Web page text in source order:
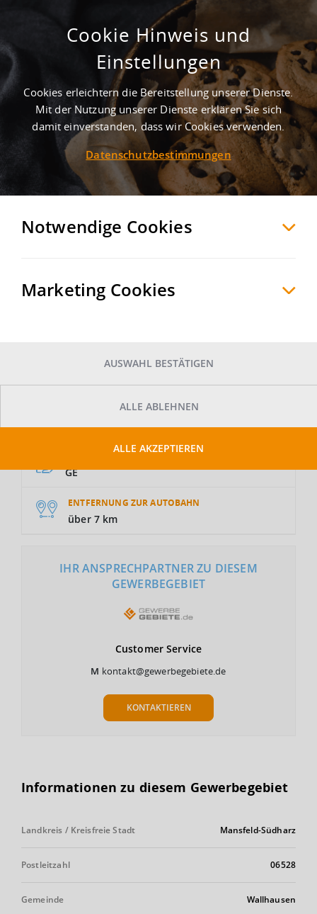
Gewerbegebiet Wallhausen
Mansfeld-Südharz, Deutschland
MERKEN VERGLEICHEN EXPORT PDF
GRUNDSTÜCKSFLÄCHE
Auf Anfrage
NUTZUNGSART
GE
ENTFERNUNG ZUR AUTOBAHN
über 7 km
IHR ANSPRECHPARTNER ZU DIESEM
GEWERBEGEBIET
Customer Service
M kontakt@gewerbegebiete.de
KONTAKTIEREN
Informationen zu diesem Gewerbegebiet
Landkreis / Kreisfreie Stadt Mansfeld-Südharz
Postleitzahl 06528
Gemeinde Wallhausen
Cookie Hinweis und
Einstellungen
Cookies erleichtern die Bereitstellung unserer Dienste.
Mit der Nutzung unserer Dienste erklären Sie sich
damit einverstanden, dass wir Cookies verwenden.
Datenschutzbestimmungen
Notwendige Cookies
Marketing Cookies
AUSWAHL BESTÄTIGEN
ALLE ABLEHNEN
ALLE AKZEPTIEREN